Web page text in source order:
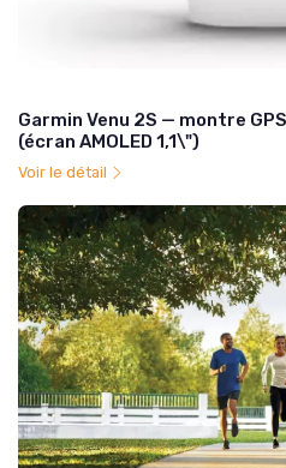
Garmin Venu 2S — montre
(écran AMOLED 1,1\")
Voir le détail